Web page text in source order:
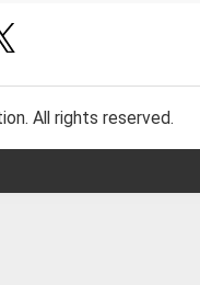
All rights reserved.